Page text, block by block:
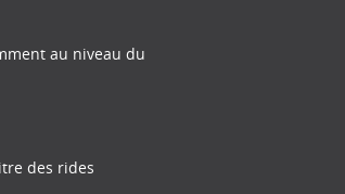
au niveau du
des rides